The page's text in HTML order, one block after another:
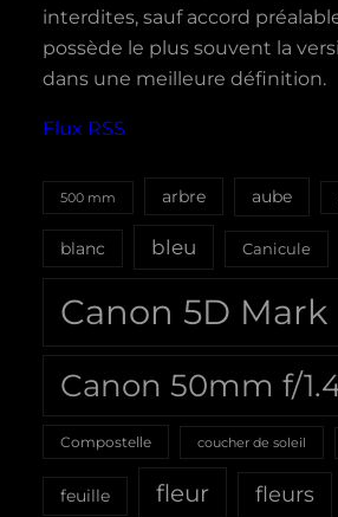
interdites, sauf accord
possède le plus souvent la
dans une meilleure définition.
Flux RSS
500 mm arbre aube
blanc bleu Canicule
Canon 5D Mark
Canon 50mm f/
Compostelle coucher de soleil
feuille fleur fleurs